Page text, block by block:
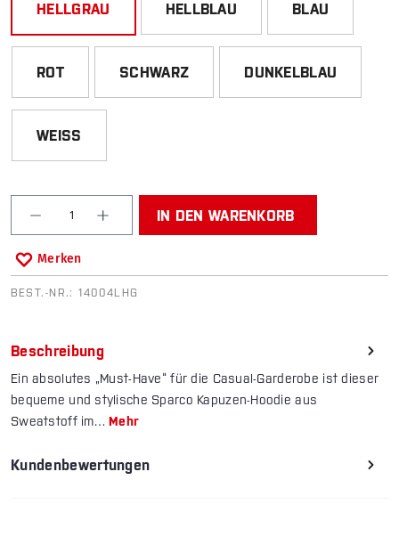
HELLGRAU HELLBLAU BLAU
ROT SCHWARZ DUNKELBLAU
WEISS
Produkt Anzahl: Gib den gewünschten Wert ein
IN DEN WARENKORB
Merken
BEST.-NR.:14004LHG
Beschreibung
Ein absolutes „Must-Have“ für die Casual-Garderobe ist dieser
bequeme und stylische Sparco Kapuzen-Hoodie aus
Sweatstoff im…Mehr
Kundenbewertungen